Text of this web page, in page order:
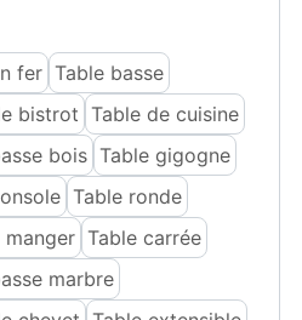
fer Table basse
bistrot Table de cuisine
bois Table gigogne
Table ronde
manger Table carrée
marbre